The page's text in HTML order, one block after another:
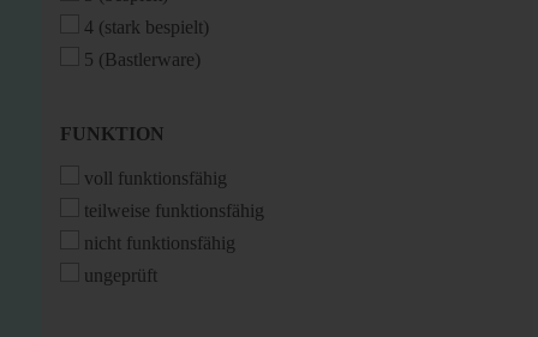
4 (stark bespielt)
5 (Bastlerware)
FUNKTION
FUNKTION
voll funktionsfähig
teilweise funktionsfähig
nicht funktionsfähig
ungeprüft